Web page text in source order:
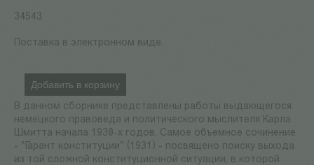
34543
Поставка в электронном виде.
Добавить в корзину
В данном сборнике представлены работы выдающегося
немецкого правоведа и политического мыслителя Карла
Шмитта начала 1930-х годов. Самое объемное сочинение
- "Гарант конституции" (1931) - посвящено поиску выхода
из той сложной конституционной ситуации, в которой